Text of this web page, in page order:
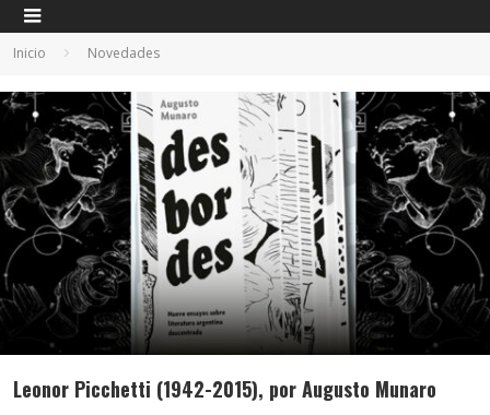
Inicio Novedades
Leonor Picchetti (1942-2015), por Augusto Munaro